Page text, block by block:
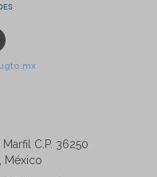
C.P. 36250
México